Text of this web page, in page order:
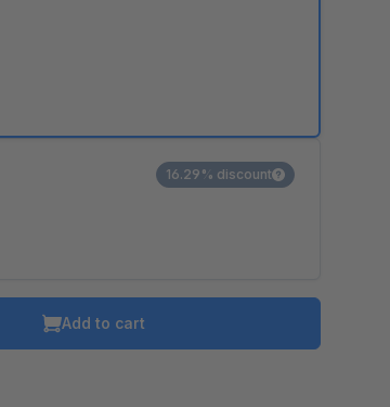
16.29% discount
Add to cart